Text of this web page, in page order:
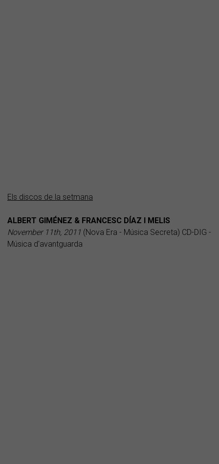
Els discos de la setmana
ALBERT GIMÉNEZ & FRANCESC DÍAZ I MELIS
November 11th, 2011 (Nova Era - Música Secreta) CD-DIG -
Música d'avantguarda